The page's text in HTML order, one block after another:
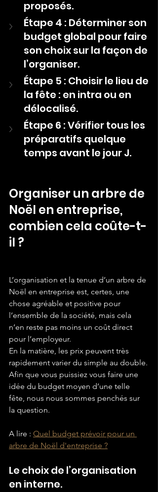
proposés.
Étape 4 : Déterminer son
budget global pour faire
son choix sur la façon de
l’organiser.
Étape 5 : Choisir le lieu de
la fête : en intra ou en
délocalisé.
Étape 6 : Vérifier tous les
préparatifs quelque
temps avant le jour J.
Organiser un arbre de
Noël en entreprise,
combien cela coûte-t-
il ?
L’organisation et la tenue d’un arbre de
Noël en entreprise est, certes, une
chose agréable et positive pour
l’ensemble de la société, mais cela
n’en reste pas moins un coût direct
pour l’employeur.
En la matière, les prix peuvent très
rapidement varier du simple au double.
Afin que vous puissiez vous faire une
idée du budget moyen d’une telle
fête, nous nous sommes penchés sur
la question.
A lire : Quel budget prévoir pour un
arbre de Noël d'entreprise ?
Le choix de l’organisation
en interne.